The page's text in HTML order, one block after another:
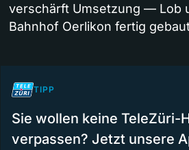
verschärft Umsetzung — Lob
Bahnhof Oerlikon fertig
TIPP
Sie wollen keine TeleZüri-
verpassen? Jetzt unsere